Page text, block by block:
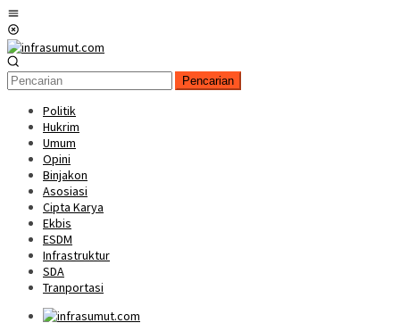
Loncat
ke
konten
Pencarian
Politik
Hukrim
Umum
Opini
Binjakon
Asosiasi
Cipta Karya
Ekbis
ESDM
Infrastruktur
SDA
Tranportasi